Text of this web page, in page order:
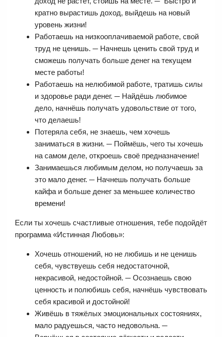
кратно вырастишь доход, выйдешь на новый
уровень жизни!
Работаешь на низкооплачиваемой работе, свой
труд не ценишь. ─ Начнешь ценить свой труд и
сможешь получать больше денег на текущем
месте работы!
Работаешь на нелюбимой работе, тратишь силы
и здоровье ради денег. ─ Найдёшь любимое
дело, начнёшь получать удовольствие от того,
что делаешь!
Потеряла себя, не знаешь, чем хочешь
заниматься в жизни. ─ Поймёшь, чего ты хочешь
на самом деле, откроешь своё предназначение!
Занимаешься любимым делом, но получаешь за
это мало денег. ─ Начнешь получать больше
кайфа и больше денег за меньшее количество
времени!
Если ты хочешь счастливые отношения, тебе подойдёт
программа «Истинная Любовь»:
Хочешь отношений, но не любишь и не ценишь
себя, чувствуешь себя недостаточной,
некрасивой, недостойной. ─ Осознаешь свою
ценность и полюбишь себя, начнёшь чувствовать
себя красивой и достойной!
Живёшь в тяжёлых эмоциональных состояниях,
мало радуешься, часто недовольна. ─